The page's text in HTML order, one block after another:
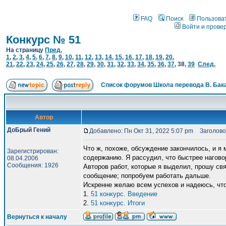
FAQ Поиск
Войти и
Конкурс № 51
На страницу Пред.
1, 2, 3, 4, 5, 6, 7, 8, 9, 10, 11, 12, 13, 14, 15, 16, 17, 18, 19, 20,
21, 22, 23, 24, 25, 26, 27, 28, 29, 30, 31, 32, 33, 34, 35, 36, 37, 38, 39 След.
Список форумов Школа перевода В.
Автор
ДоБрый Гений
Зарегистрирован:
08.04.2006
Сообщения: 1926
Добавлено: Пн Окт 31, 2022 5:07 pm
Что ж, похоже, обсуждение закончилось, и
содержанию. Я рассудил, что быстрее
Авторов работ, которые я выделил, прошу
сообщение; попробуем работать дальше.
Искренне желаю всем успехов и надеюсь,
1. 51 конкурс. Введение
2. 51 конкурс. Итоги
Вернуться к началу